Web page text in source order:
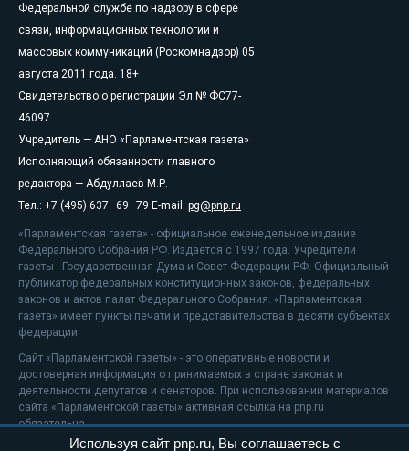
Федеральной службе по надзору в сфере
связи, информационных технологий и
массовых коммуникаций (Роскомнадзор) 05
августа 2011 года. 18+
Свидетельство о регистрации Эл № ФС77-
46097
Учредитель — АНО «Парламентская газета»
Исполняющий обязанности главного
редактора — Абдуллаев М.Р.
Тел.: +7 (495) 637–69–79 E-mail: pg@pnp.ru
«Парламентская газета» - официальное еженедельное издание
Федерального Собрания РФ. Издается с 1997 года. Учредители
газеты - Государственная Дума и Совет Федерации РФ. Официальный
публикатор федеральных конституционных законов, федеральных
законов и актов палат Федерального Собрания. «Парламентская
газета» имеет пункты печати и представительства в десяти субъектах
федерации.
Сайт «Парламентской газеты» - это оперативные новости и
достоверная информация о принимаемых в стране законах и
деятельности депутатов и сенаторов. При использовании материалов
сайта «Парламентской газеты» активная ссылка на pnp.ru
обязательна.
Используя сайт pnp.ru, Вы соглашаетесь с